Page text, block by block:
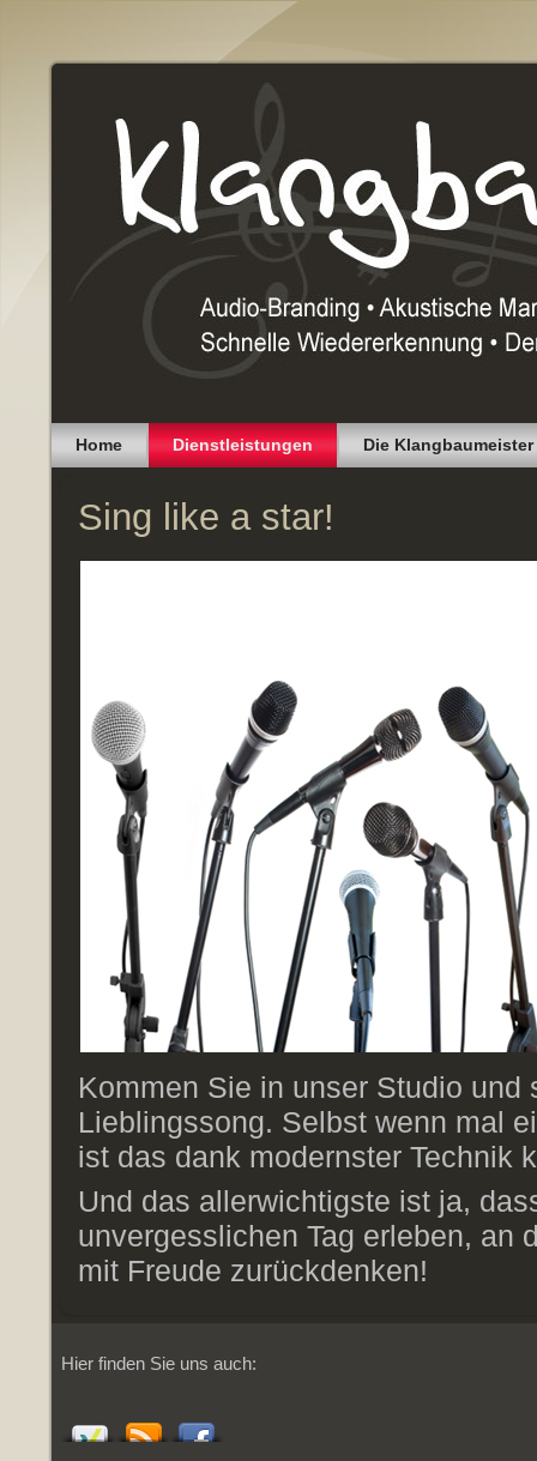
Home Dienstleistungen Die Klangbaumeister
Sing like a star!
Kommen Sie in unser Studio und
Lieblingssong. Selbst wenn mal
ist das dank modernster Technik
Und das allerwichtigste ist ja,
unvergesslichen Tag erleben, an
mit Freude zurückdenken!
Hier finden Sie uns auch: